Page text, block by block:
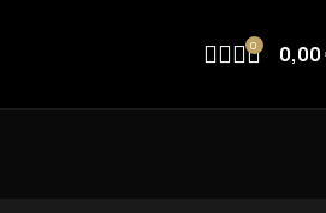
0 0,00